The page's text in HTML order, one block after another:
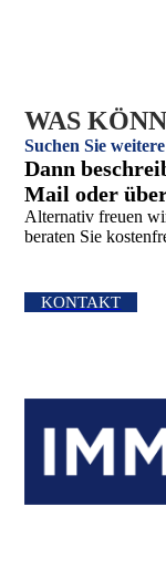
WAS
Suchen Sie
Dann
Mail oder
Alternativ freuen
beraten Sie
KONTAKT